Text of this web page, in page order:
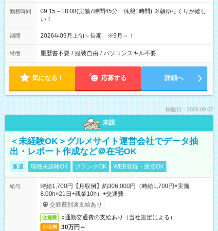
勤務時間
09:15～18:00(実働7時間45分 休憩1時間) ※朝ゆっくりが嬉し
い！
期間 2026年09月上旬～長期 ※9月～！
特徴 履歴書不要 / 服装自由 / パソコンスキル不要
気になる！ 応募する 詳細へ
掲載日：2026.08.07
未読
＜未経験OK＞グルメサイト運営会社でデータ抽
出・レポート作成など＠在宅OK
派遣 職種未経験OK ブランクOK WEB登録・面接OK
給与
時給1,700円【月収例】約306,000円（時給1,700円×実働
8.00h×21日+残業10h）+交通費
交通費別途支給あり
交通費 ○通勤交通費の支給あり（当社規定による）
月収例 30万円～